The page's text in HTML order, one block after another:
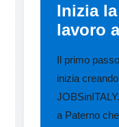
Inizia
lavoro
Il primo
inizia
a Paterno